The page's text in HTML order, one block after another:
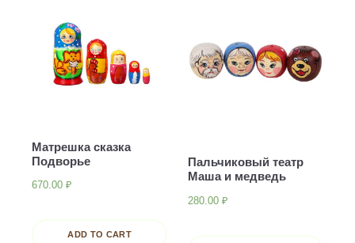
Матрешка сказка
Подворье
670.00 ₽
ADD TO CART
Пальчиковый театр
Маша и медведь
280.00 ₽